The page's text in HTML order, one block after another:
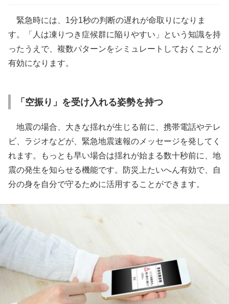
緊急時には、1分1秒の判断の遅れが命取りになりま
す。「人は凍りつき症候群に陥りやすい」という知識を持
ったうえで、複数パターンをシミュレートしておくことが
有効になります。
「空振り」を受け入れる姿勢を持つ
地震の場合、大きな揺れが生じる前に、携帯電話やテレ
ビ、ラジオなどが、緊急地震速報のメッセージを発してく
れます。もっとも早い場合は揺れが始まる数十秒前に、地
震の発生を知らせる機能です。防災上たいへん有効で、自
分の身を自分で守るために活用することができます。